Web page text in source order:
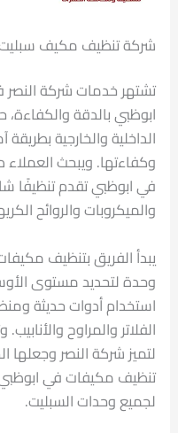
شركة تنظيف مكيف
تشتهر خدمات شركة
ابوظبي بالدقة
الداخلية والخارجية
وكفاءتها. ويبحث
في ابوظبي تقدم تنظيفًا
والميكروبات والروائح
يبدأ الفريق بتنظيف
وحدة لتحديد مستوى
استخدام أدوات حديثة
الفلاتر والمراوح
لتميز شركة النصر
تنظيف مكيفات في
لجميع وحدات السبليت.